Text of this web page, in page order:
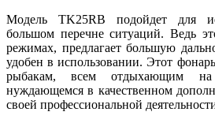
Модель TK25RB подойдет для
большом перечне ситуаций. Ведь
режимах, предлагает большую
удобен в использовании. Этот
рыбакам, всем отдыхающим
нуждающемся в качественном
своей профессиональной